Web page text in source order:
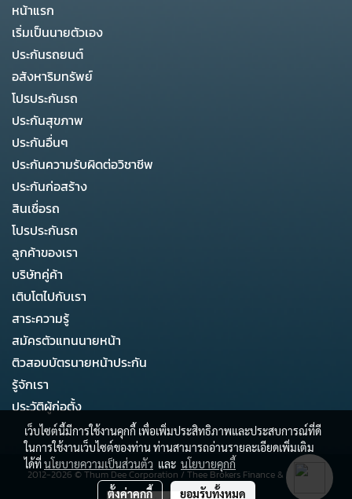
หน้าแรก
เริ่มเป็นนายตัวเอง
ประกันรถยนต์
อสังหาริมทรัพย์
โปรประกันรถ
ประกันสุขภาพ
ประกันอื่นๆ
ประกันความรับผิดต่อวิชาชีพ
ประกันก่อสร้าง
สินเชื่อรถ
โปรประกันรถ
ลูกค้าของเรา
บริษัทคู่ค้า
เติบโตไปกับเรา
สาระความรู้
สมัครตัวแทนนายหน้า
ติวสอบบัตรนายหน้าประกัน
รู้จักเรา
ประวัติผู้ก่อตั้ง
2012-2026 ©Thum Dee Corporation / Thee Brokers Finance & Business
เว็บไซต์นี้มีการใช้งานคุกกี้ เพื่อเพิ่มประสิทธิภาพและประสบการณ์ที่ดี
ในการใช้งานเว็บไซต์ของท่าน ท่านสามารถอ่านรายละเอียดเพิ่มเติม
ได้ที่นโยบายความเป็นส่วนตัว และ นโยบายคุกกี้
ตั้งค่าคุกกี้ ยอมรับทั้งหมด